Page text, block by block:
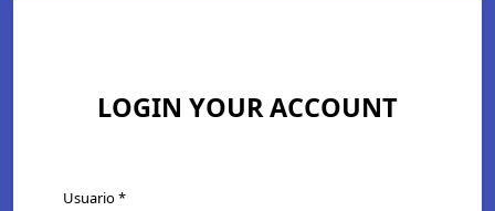
LOGIN YOUR ACCOUNT
Usuario*